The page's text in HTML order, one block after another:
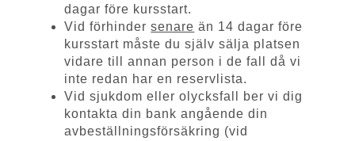
dagar före kursstart.
Vid förhindersenare än 14 dagar före
kursstart måste du själv sälja platsen
vidare till annan person i de fall då vi
inte redan har en reservlista.
Vid sjukdom eller olycksfall ber vi dig
kontakta din bank angående din
avbeställningsförsäkring (vid